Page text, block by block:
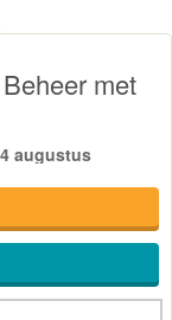
met
augustus